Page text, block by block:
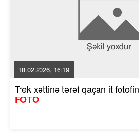
18.02.2026, 16:19
Trek xəttinə tərəf qaçan it
FOTO